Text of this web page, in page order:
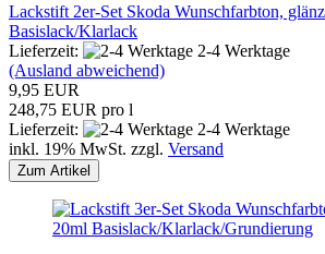
Lackstift 2er-Set Skoda Wunschfarbton,
Basislack/Klarlack
Lieferzeit:
2-4 Werktage
(Ausland abweichend)
9,95 EUR
248,75 EUR pro l
Lieferzeit:
2-4 Werktage
inkl. 19% MwSt. zzgl. Versand
Zum Artikel